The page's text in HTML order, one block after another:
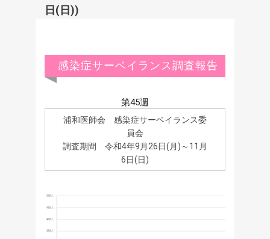
日(日))
感染症サーベイランス調査報告
第45週
浦和医師会 感染症サーベイランス委
員会
調査期間 令和4年9月26日(月)～11月
6日(日)